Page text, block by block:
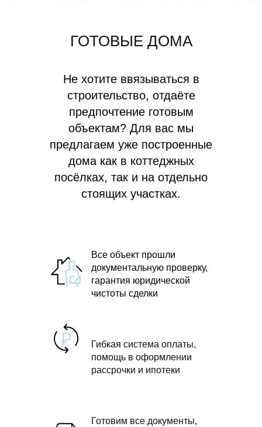
ГОТОВЫЕ ДОМА
Не хотите ввязываться в
строительство, отдаёте
предпочтение готовым
объектам? Для вас мы
предлагаем уже построенные
дома как в коттеджных
посёлках, так и на отдельно
стоящих участках.
Все объект прошли
документальную проверку,
гарантия юридической
чистоты сделки
Гибкая система оплаты,
помощь в оформлении
рассрочки и ипотеки
Готовим все документы,